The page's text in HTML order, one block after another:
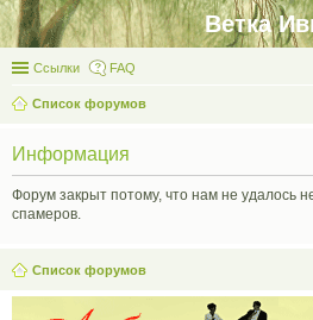
Ветка
Ссылки FAQ
Список форумов
Информация
Форум закрыт потому, что нам не удалось
спамеров.
Список форумов